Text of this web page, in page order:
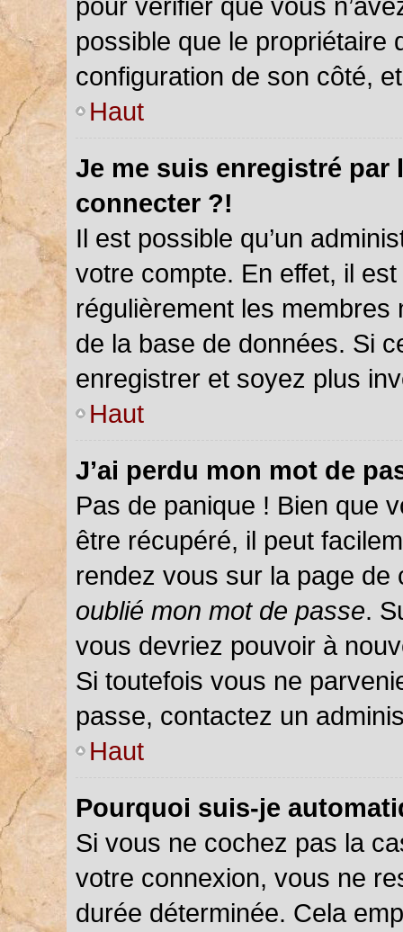
possible que le propriétaire
configuration de son côté,
Haut
Je me suis enregistré par
connecter ?!
Il est possible qu’un
votre compte. En effet, il
régulièrement les
de la base de données. Si
enregistrer et soyez plus
Haut
J’ai perdu mon mot de
Pas de panique ! Bien que
être récupéré, il peut
rendez vous sur la page
oublié mon mot de passe.
vous devriez pouvoir à
Si toutefois vous ne
passe, contactez un
Haut
Pourquoi suis-je
Si vous ne cochez pas la
votre connexion, vous ne
durée déterminée. Cela